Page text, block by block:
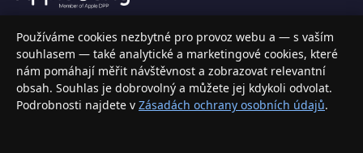
Váš specializovaný obchod s Apple produkty, příslušenstvím a
elektronikou. Nakupujte bezpečně a s jistotou.
INFORMACE
Doprava a doručení
Používáme cookies nezbytné pro provoz webu a — s vaším
souhlasem — také analytické a marketingové cookies, které
nám pomáhají měřit návštěvnost a zobrazovat relevantní
obsah. Souhlas je dobrovolný a můžete jej kdykoli odvolat.
Podrobnosti najdete v Zásadách ochrany osobních údajů.